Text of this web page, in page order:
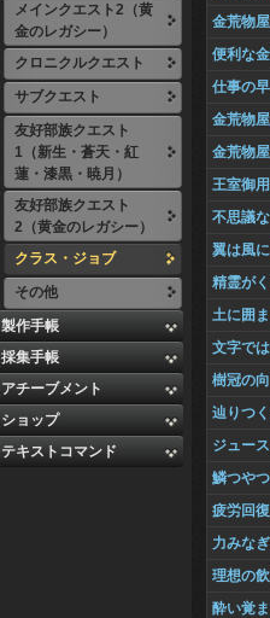
メインクエスト2（黄
金のレガシー）
クロニクルクエスト
サブクエスト
友好部族クエスト
1（新生・蒼天・紅
蓮・漆黒・暁月）
友好部族クエスト
2（黄金のレガシー）
クラス・ジョブ
その他
製作手帳
採集手帳
アチーブメント
ショップ
テキストコマンド
金荒物
便利な
仕事の
金荒物
金荒物
王室御
不思議
翼は風
精霊が
土に囲
文字で
樹冠の
辿りつ
ジュー
鱗つや
疲労回
力みな
理想の
酔い覚